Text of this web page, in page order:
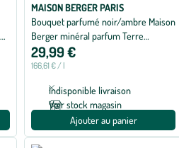
MAISON BERGER PARIS
Bouquet parfumé noir/ambre Maison
Berger minéral parfum Terre
sauvage - 180 ml
29,99 €
166,61 € / l
Indisponible livraison
Voir stock magasin
Ajouter au panier